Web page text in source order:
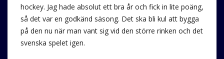
hockey. Jag hade absolut ett bra år och fick in lite poäng,
så det var en godkänd säsong. Det ska bli kul att bygga
på den nu när man vant sig vid den större rinken och det
svenska spelet igen.